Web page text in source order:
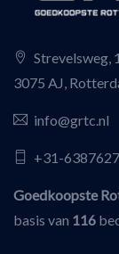
Strevelsweg,
3075 AJ,
info@grtc.nl
+31-
Goedkoopste
basis van 116